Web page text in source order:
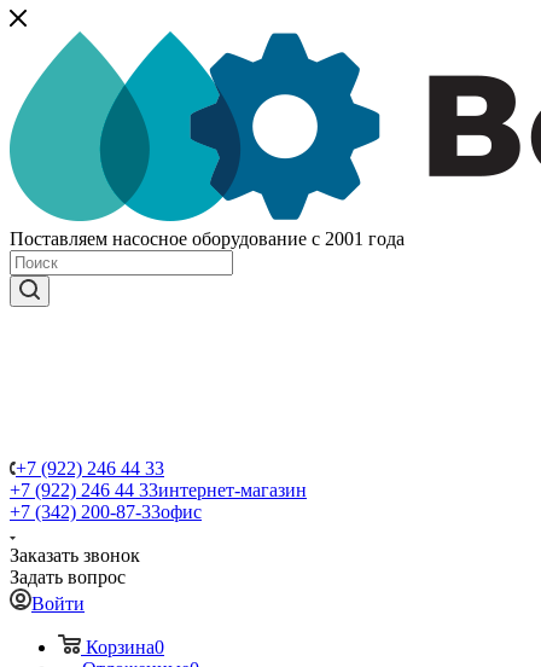
Поставляем насосное оборудование с 2001 года
+7 (922) 246 44 33
+7 (922) 246 44 33интернет-магазин
+7 (342) 200-87-33офис
Заказать звонок
Задать вопрос
Войти
Корзина0